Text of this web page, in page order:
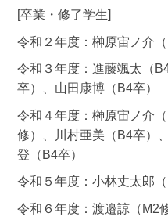
[卒業・修了学生]
令和２年度：榊原宙ノ介
令和３年度：進藤颯太（
卒）、山田康博（B4卒）
令和４年度：榊原宙ノ介
修）、川村亜美（B4卒）
登（B4卒）
令和５年度：小林丈太郎（
令和６年度：渡邉諒（M2